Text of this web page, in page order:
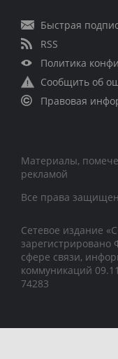
Быстрая
RSS
Политика
Сообщить об
Правовая
Материалы,
рекламой
Все права
Сетевое издание
зарегистрировано
сфере связи,
коммуникаций
74283